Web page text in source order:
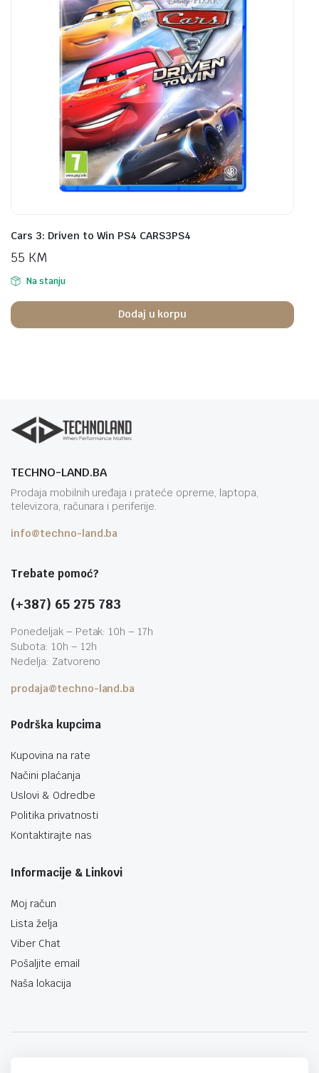
Cars 3: Driven to Win PS4 CARS3PS4
55 KM
Na stanju
Dodaj u korpu
TECHNO-LAND.BA
Prodaja mobilnih uređaja i prateće opreme, laptopa,
televizora, računara i periferije.
info@techno-land.ba
Trebate pomoć?
(+387) 65 275 783
Ponedeljak – Petak: 10h – 17h
Subota: 10h – 12h
Nedelja: Zatvoreno
prodaja@techno-land.ba
Podrška kupcima
Kupovina na rate
Načini plaćanja
Uslovi & Odredbe
Politika privatnosti
Kontaktirajte nas
Informacije & Linkovi
Moj račun
Lista želja
Viber Chat
Pošaljite email
Naša lokacija